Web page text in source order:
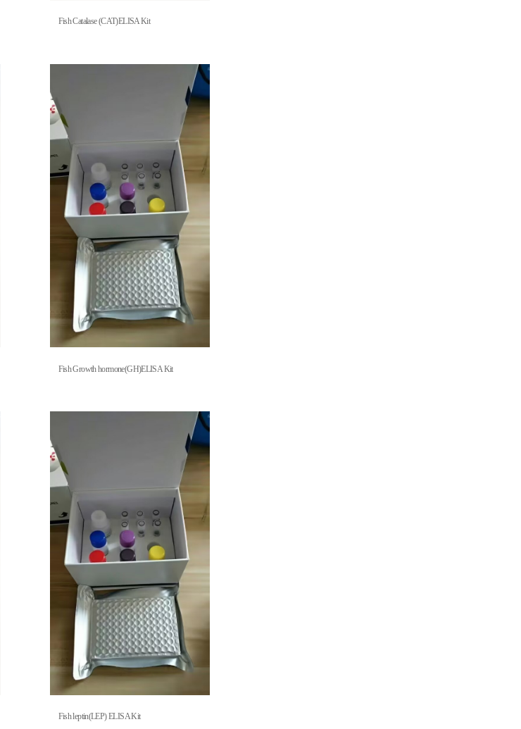
Fish Catalase (CAT)ELISA Kit
Fish Growth hormone(GH)ELISA Kit
Fish leptin(LEP) ELISA Kit